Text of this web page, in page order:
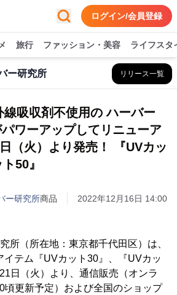
ログイン/会員登録
旅行 ファッション・美容 ライフスタ
ー研究所 リリース一覧
吸収剤不使用の ハーバー
ワーアップしてリニューア
（火）より発売！ 『UVカッ
50』
ー研究所商品 2022年12月16日 14:00
所（所在地：東京都千代田区）は、
イテム『UVカット30』、『UVカッ
日（火）より、通信販売（オンラ
頃更新予定）および全国のショップ